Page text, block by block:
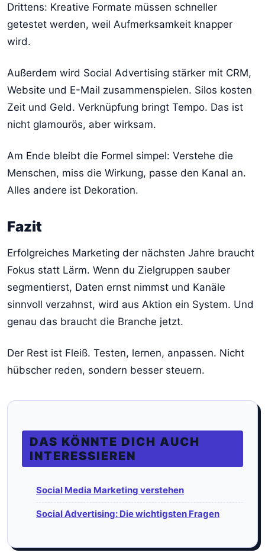
Drittens: Kreative Formate müssen schneller
getestet werden, weil Aufmerksamkeit knapper
wird.
Außerdem wird Social Advertising stärker mit CRM,
Website und E-Mail zusammenspielen. Silos kosten
Zeit und Geld. Verknüpfung bringt Tempo. Das ist
nicht glamourös, aber wirksam.
Am Ende bleibt die Formel simpel: Verstehe die
Menschen, miss die Wirkung, passe den Kanal an.
Alles andere ist Dekoration.
Fazit
Erfolgreiches Marketing der nächsten Jahre braucht
Fokus statt Lärm. Wenn du Zielgruppen sauber
segmentierst, Daten ernst nimmst und Kanäle
sinnvoll verzahnst, wird aus Aktion ein System. Und
genau das braucht die Branche jetzt.
Der Rest ist Fleiß. Testen, lernen, anpassen. Nicht
hübscher reden, sondern besser steuern.
DAS KÖNNTE DICH AUCH
INTERESSIEREN
Social Media Marketing verstehen
Social Advertising: Die wichtigsten Fragen